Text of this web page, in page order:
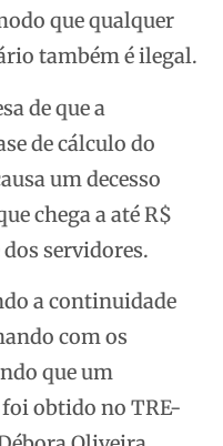
que qualquer
também é ilegal.
de que a
de cálculo do
um decesso
chega a até R$
servidores.
a continuidade
com os
que um
obtido no TRE-